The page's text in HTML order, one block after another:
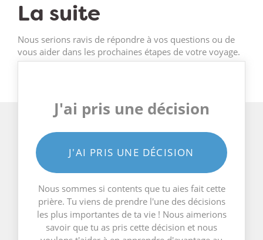
La suite
Nous serions ravis de répondre à vos questions ou de
vous aider dans les prochaines étapes de votre voyage.
J'ai pris une décision
J'AI PRIS UNE DÉCISION
Nous sommes si contents que tu aies fait cette
prière. Tu viens de prendre l'une des décisions
les plus importantes de ta vie ! Nous aimerions
savoir que tu as pris cette décision et nous